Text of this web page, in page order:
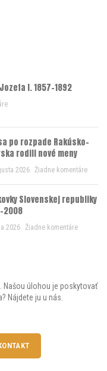
I. 1857-1892
po rozpade Rakúsko-
rodili nové meny
2026 Žiadne komentáre
Slovenskej republiky
2008
2026 Žiadne komentáre
Našou úlohou je poskytovať
Nájdete ju u nás.